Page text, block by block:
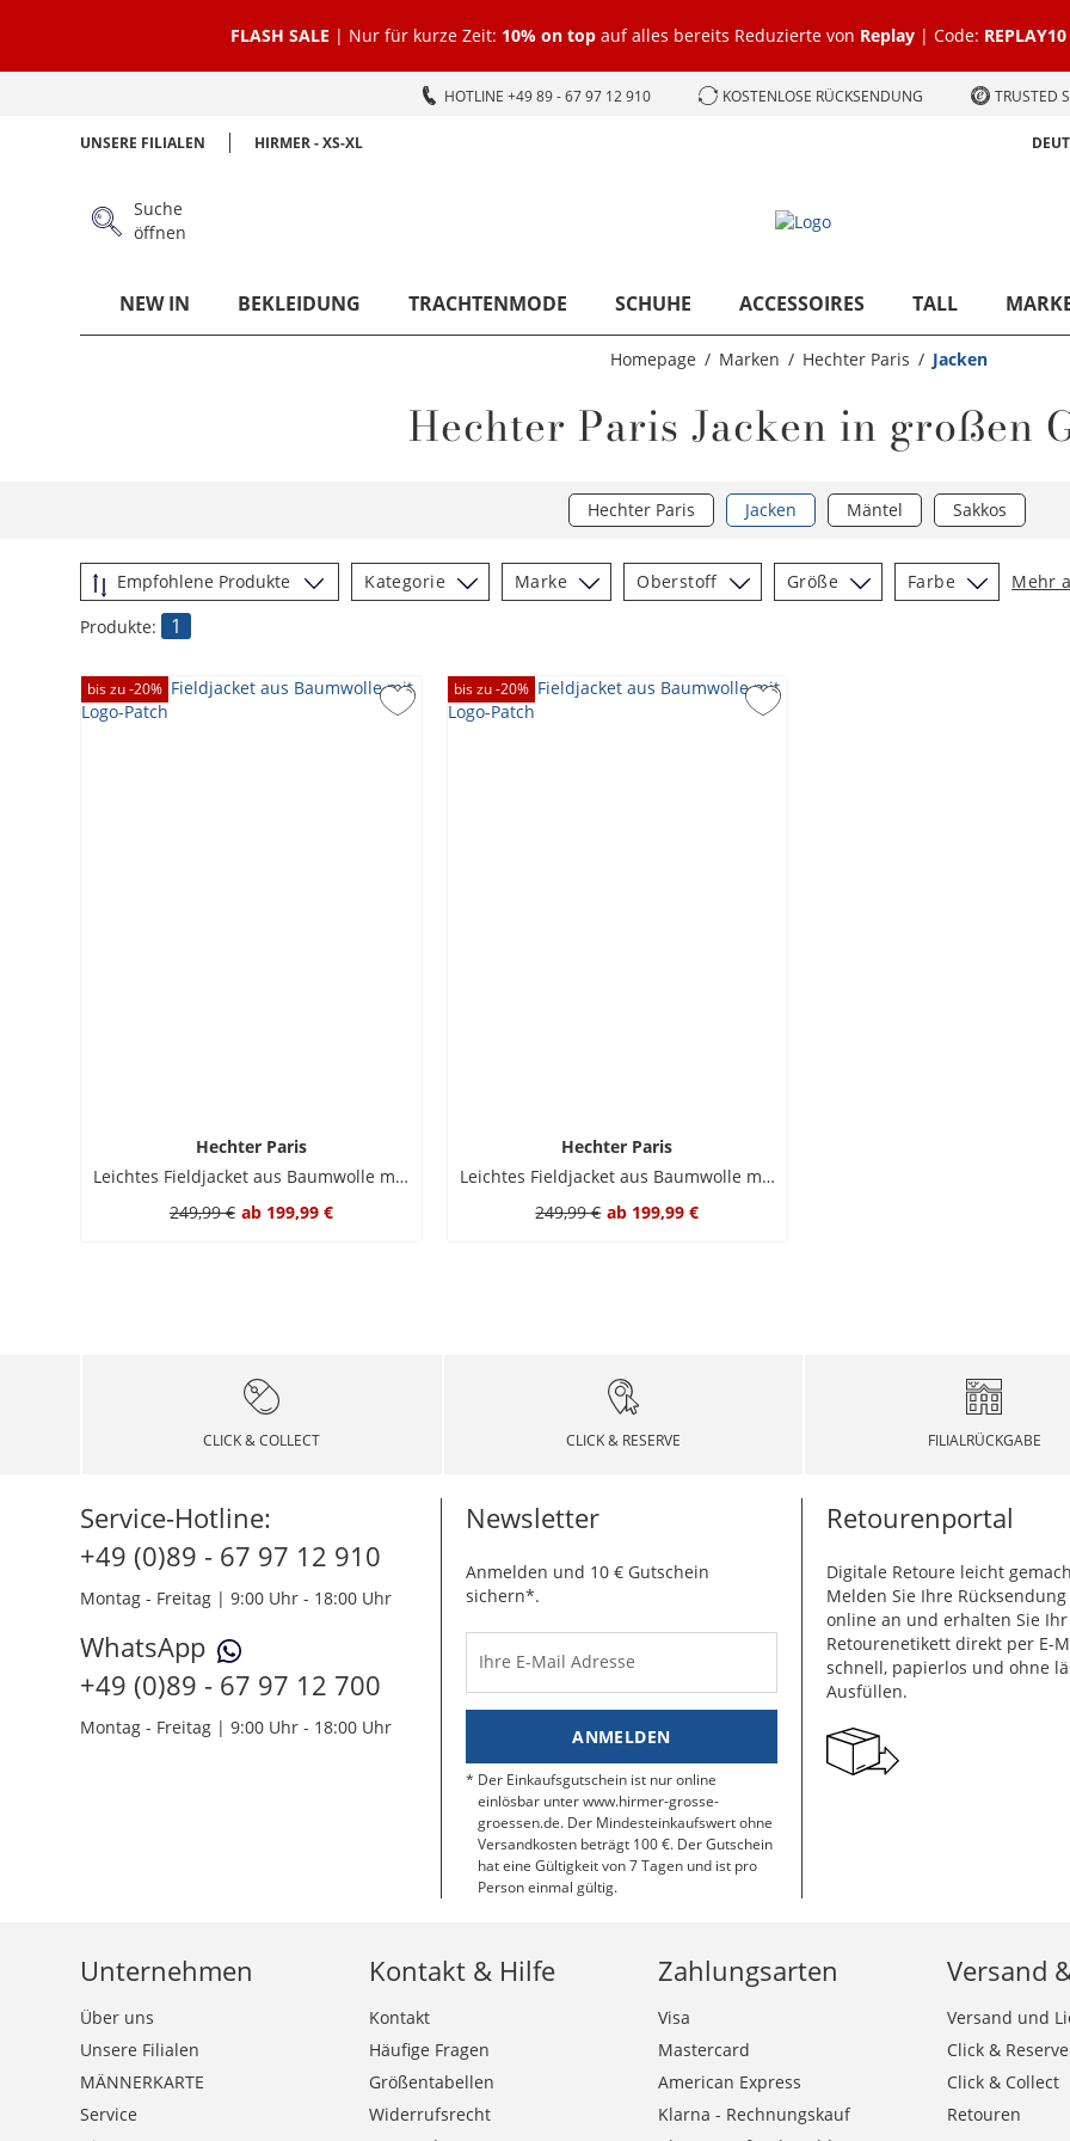
FLASH SALE | Nur für kurze Zeit: 10% on top auf alles bereits Reduzierte von Replay | Code: REPLAY10
HOTLINE +49 89 - 67 97 12 910 KOSTENLOSE RÜCKSENDUNG TRUSTED
UNSERE FILIALEN HIRMER - XS-XL
Suche
öffnen
NEW IN BEKLEIDUNG TRACHTENMODE SCHUHE ACCESSOIRES TALL
Homepage Marken Hechter Paris Jacken
Hechter Paris Jacken in großen
Hechter Paris Jacken Mäntel Sakkos
Kategorie Marke Oberstoff Größe Farbe
Mehr
Produkte:
1
bis zu -20%
Hechter Paris
Leichtes Fieldjacket aus Baumwolle mit Logo-Patch
249,99 € ab 199,99 €
bis zu -20%
Hechter Paris
Leichtes Fieldjacket aus Baumwolle mit Logo-Patch
249,99 € ab 199,99 €
CLICK & COLLECT CLICK & RESERVE FILIALRÜCKGABE
Service-Hotline:
+49 (0)89 - 67 97 12 910
Montag - Freitag | 9:00 Uhr - 18:00 Uhr
WhatsApp
+49 (0)89 - 67 97 12 700
Montag - Freitag | 9:00 Uhr - 18:00 Uhr
Newsletter
Anmelden und 10 € Gutschein
sichern*.
Ihre E-Mail Adresse
ANMELDEN
Der Einkaufsgutschein ist nur online
einlösbar unter www.hirmer-grosse-
groessen.de. Der Mindesteinkaufswert ohne
Versandkosten beträgt 100 €. Der Gutschein
hat eine Gültigkeit von 7 Tagen und ist pro
Person einmal gültig.
Retourenportal
Digitale Retoure leicht
Melden Sie Ihre
online an und erhalten Sie Ihr
Retourenetikett direkt per E-
schnell, papierlos und ohne
Ausfüllen.
Unternehmen
Über uns
Unsere Filialen
MÄNNERKARTE
Service
Kontakt & Hilfe
Kontakt
Häufige Fragen
Größentabellen
Widerrufsrecht
Zahlungsarten
Visa
Mastercard
American Express
Klarna - Rechnungskauf
Versand
Versand und
Click & Reserve
Click & Collect
Retouren